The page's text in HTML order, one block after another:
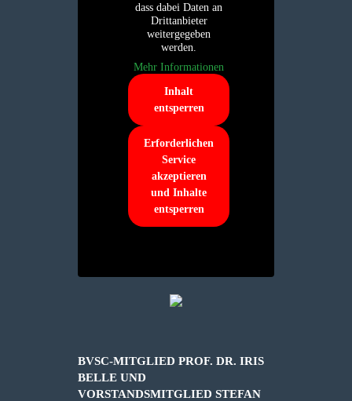
dass dabei Daten an
Drittanbieter
weitergegeben
werden.
Mehr Informationen
Inhalt
entsperren
Erforderlichen
Service
akzeptieren
und Inhalte
entsperren
BVSC-MITGLIED PROF. DR. IRIS
BELLE UND
VORSTANDSMITGLIED STEFAN